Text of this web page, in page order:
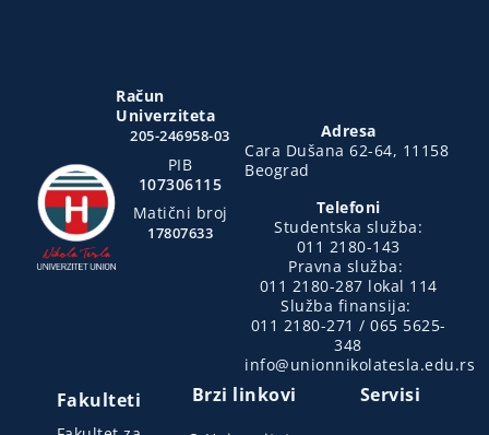
Račun
Univerziteta
205-246958-03
PIB
107306115
Matični broj
17807633
Adresa
Cara Dušana 62-64, 11158
Beograd
Telefoni
Studentska služba:
011 2180-143
Pravna služba:
011 2180-287 lokal 114
Služba finansija:
011 2180-271 / 065 5625-
348
info@unionnikolatesla.edu.rs
Fakulteti Brzi linkovi Servisi